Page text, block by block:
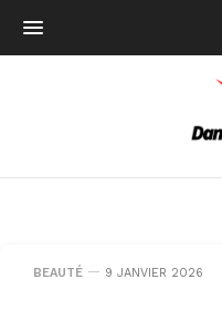
BEAUTÉ 9 JANVIER 2026